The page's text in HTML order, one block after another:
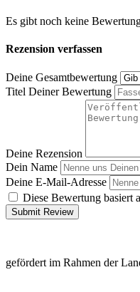
Es gibt noch keine
Rezension verfassen
Deine Gesamtbewertung
Titel Deiner Bewertung
Deine Rezension
Dein Name
Deine E-Mail-Adresse
Diese Bewertung basiert
Submit Review
gefördert im Rahmen der